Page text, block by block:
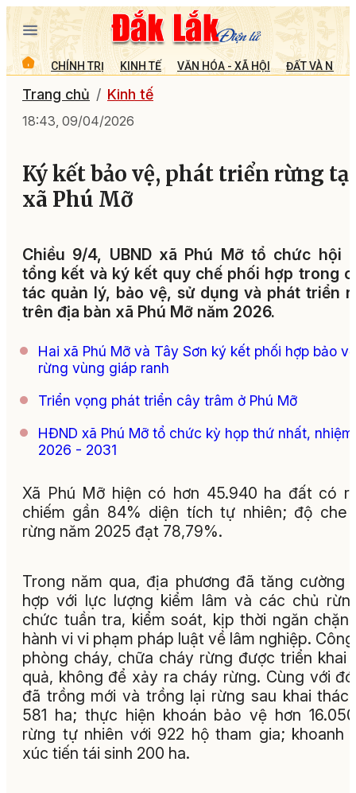
CHÍNH TRỊ KINH TẾ VĂN HÓA - XÃ HỘI ĐẤT VÀ
Trang chủ Kinh tế
18:43, 09/04/2026
Ký kết bảo vệ, phát triển rừng tại
xã Phú Mỡ
Chiều 9/4, UBND xã Phú Mỡ tổ chức hội
tổng kết và ký kết quy chế phối hợp trong
tác quản lý, bảo vệ, sử dụng và phát triển
trên địa bàn xã Phú Mỡ năm 2026.
Hai xã Phú Mỡ và Tây Sơn ký kết phối hợp bảo vệ
rừng vùng giáp ranh
Triển vọng phát triển cây trâm ở Phú Mỡ
HĐND xã Phú Mỡ tổ chức kỳ họp thứ nhất,
2026 - 2031
Xã Phú Mỡ hiện có hơn 45.940 ha đất có
chiếm gần 84% diện tích tự nhiên; độ che
rừng năm 2025 đạt 78,79%.
Trong năm qua, địa phương đã tăng cường
hợp với lực lượng kiểm lâm và các chủ
chức tuần tra, kiểm soát, kịp thời ngăn chặn
hành vi vi phạm pháp luật về lâm nghiệp.
phòng cháy, chữa cháy rừng được triển khai
quả, không để xảy ra cháy rừng. Cùng với
đã trồng mới và trồng lại rừng sau khai thác
581 ha; thực hiện khoán bảo vệ hơn
rừng tự nhiên với 922 hộ tham gia; khoanh
xúc tiến tái sinh 200 ha.